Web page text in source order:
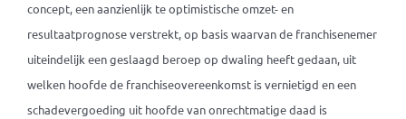
concept, een aanzienlijk te optimistische omzet- en
resultaatprognose verstrekt, op basis waarvan de franchisenemer
uiteindelijk een geslaagd beroep op dwaling heeft gedaan, uit
welken hoofde de franchiseovereenkomst is vernietigd en een
schadevergoeding uit hoofde van onrechtmatige daad is